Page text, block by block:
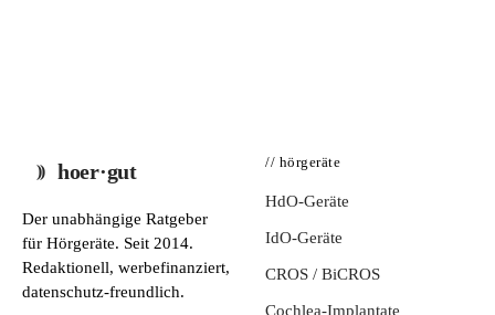
hoer·gut
Der unabhängige Ratgeber
für Hörgeräte. Seit 2014.
Redaktionell, werbefinanziert,
datenschutz-freundlich.
// hörgeräte
HdO-Geräte
IdO-Geräte
CROS / BiCROS
Cochlea-Implantate